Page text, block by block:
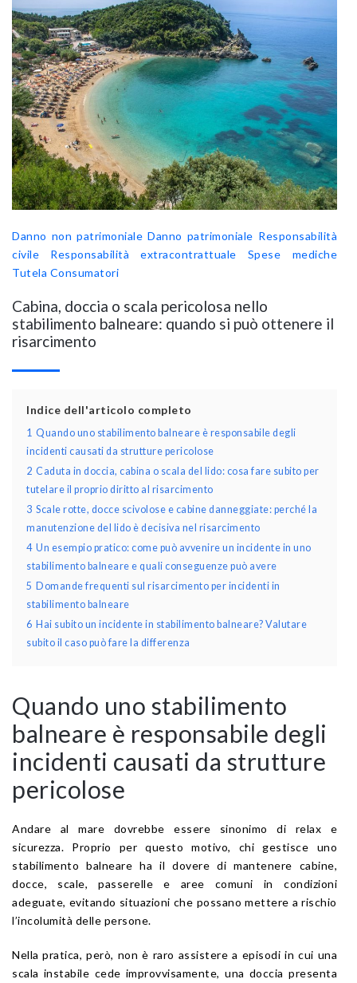
Danno non patrimoniale Danno patrimoniale Responsabilità
civile
Responsabilità extracontrattuale
Spese mediche
Tutela Consumatori
Cabina, doccia o scala pericolosa nello
stabilimento balneare: quando si può ottenere il
risarcimento
Indice dell'articolo completo
1 Quando uno stabilimento balneare è responsabile degli
incidenti causati da strutture pericolose
2 Caduta in doccia, cabina o scala del lido: cosa fare subito per
tutelare il proprio diritto al risarcimento
3 Scale rotte, docce scivolose e cabine danneggiate: perché la
manutenzione del lido è decisiva nel risarcimento
4 Un esempio pratico: come può avvenire un incidente in uno
stabilimento balneare e quali conseguenze può avere
5 Domande frequenti sul risarcimento per incidenti in
stabilimento balneare
6 Hai subito un incidente in stabilimento balneare? Valutare
subito il caso può fare la differenza
Quando uno stabilimento
balneare è responsabile degli
incidenti causati da strutture
pericolose
Andare al mare dovrebbe essere sinonimo di relax e
sicurezza. Proprio per questo motivo, chi gestisce uno
stabilimento balneare ha il dovere di mantenere cabine,
docce, scale, passerelle e aree comuni in condizioni
adeguate, evitando situazioni che possano mettere a rischio
l’incolumità delle persone.
Nella pratica, però, non è raro assistere a episodi in cui una
scala instabile cede improvvisamente, una doccia presenta